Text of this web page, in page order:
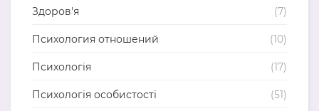
Здоров'я (7)
Психология отношений (10)
Психологія (17)
Психологія особистості (51)